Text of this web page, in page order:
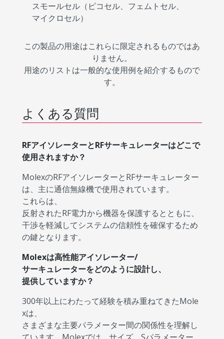
スモールセル（ピコセル、フェムトセル、
マイクロセル）
この製品の用途はこれらに限定されるものではあ
りません。
用途のリストは一般的な使用例を紹介するもので
す。
よくある質問
RFアイソレーターとRFサーキュレーターはどこで
使用されますか？
MolexのRFアイソレーターとRFサーキュレーター
は、主に通信無線機で使用されています。
これらは、
反射されたRF電力から機器を保護するとともに、
干渉を軽減してシステムの信頼性を確保するため
の鍵となります。
Molexは高性能アイソレーター/
サーキュレーターをどのように設計し、
提供していますか？
300年以上にわたって経験を積み重ねてきたMole
xは、
さまざまな主要パラメーター間の関係性を理解し